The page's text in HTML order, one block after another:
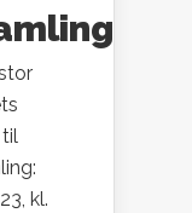
til
kl.